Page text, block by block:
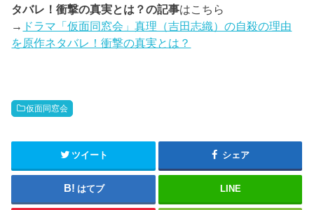
タバレ！衝撃の真実とは？の記事はこちら
→ ドラマ「仮面同窓会」真理（吉田志織）の自殺の理由
を原作ネタバレ！衝撃の真実とは？
仮面同窓会
ツイート シェア
はてブ LINE